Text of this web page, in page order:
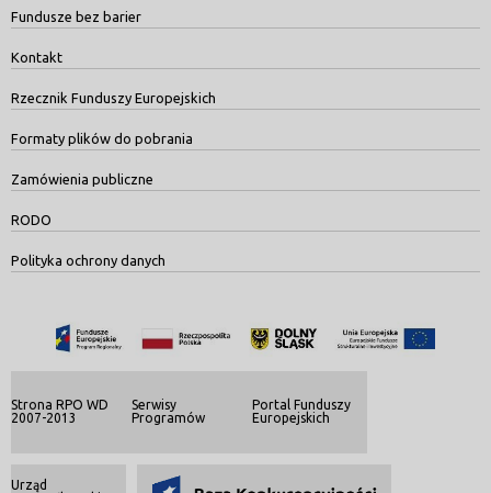
Fundusze bez barier
Kontakt
Rzecznik Funduszy Europejskich
Formaty plików do pobrania
Zamówienia publiczne
RODO
Polityka ochrony danych
Strona RPO WD
2007-2013
Serwisy
Programów
Portal Funduszy
Europejskich
Urząd